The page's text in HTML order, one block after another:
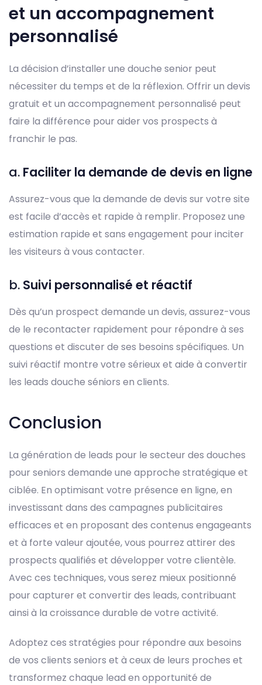
et un accompagnement
personnalisé
La décision d’installer une douche senior peut
nécessiter du temps et de la réflexion. Offrir un devis
gratuit et un accompagnement personnalisé peut
faire la différence pour aider vos prospects à
franchir le pas.
a. Faciliter la demande de devis en ligne
Assurez-vous que la demande de devis sur votre site
est facile d’accès et rapide à remplir. Proposez une
estimation rapide et sans engagement pour inciter
les visiteurs à vous contacter.
b. Suivi personnalisé et réactif
Dès qu’un prospect demande un devis, assurez-vous
de le recontacter rapidement pour répondre à ses
questions et discuter de ses besoins spécifiques. Un
suivi réactif montre votre sérieux et aide à convertir
les leads douche séniors en clients.
Conclusion
La génération de leads pour le secteur des douches
pour seniors demande une approche stratégique et
ciblée. En optimisant votre présence en ligne, en
investissant dans des campagnes publicitaires
efficaces et en proposant des contenus engageants
et à forte valeur ajoutée, vous pourrez attirer des
prospects qualifiés et développer votre clientèle.
Avec ces techniques, vous serez mieux positionné
pour capturer et convertir des leads, contribuant
ainsi à la croissance durable de votre activité.
Adoptez ces stratégies pour répondre aux besoins
de vos clients seniors et à ceux de leurs proches et
transformez chaque lead en opportunité de